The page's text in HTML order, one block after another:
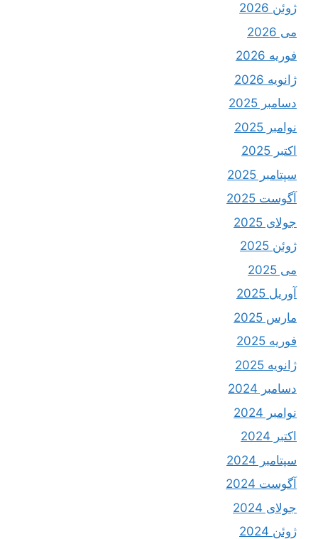
ژوئن 2026
می 2026
فوریه 2026
ژانویه 2026
دسامبر 2025
نوامبر 2025
اکتبر 2025
سپتامبر 2025
آگوست 2025
جولای 2025
ژوئن 2025
می 2025
آوریل 2025
مارس 2025
فوریه 2025
ژانویه 2025
دسامبر 2024
نوامبر 2024
اکتبر 2024
سپتامبر 2024
آگوست 2024
جولای 2024
ژوئن 2024